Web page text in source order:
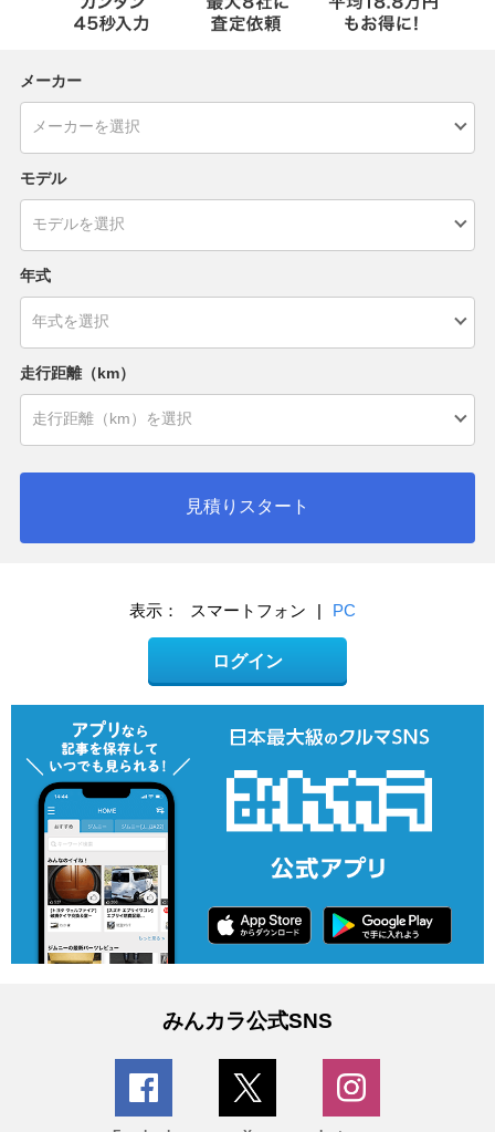
メーカー
モデル
年式
走行距離（km）
見積りスタート
表示： スマートフォン | PC
ログイン
みんカラ公式SNS